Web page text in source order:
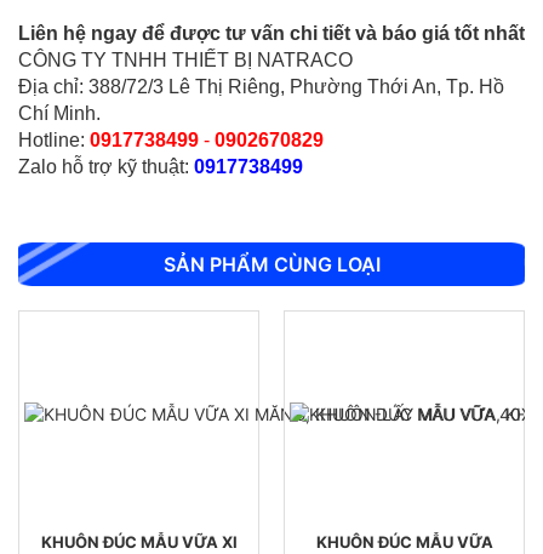
CHỐT ĐO CO NGÓT BÊ TÔNG BẰNG INOX
Liên hệ ngay để được tư vấn chi tiết và báo giá tốt nhất
CÔNG TY TNHH THIẾT BỊ NATRACO
Địa chỉ: 388/72/3 Lê Thị Riêng, Phường Thới An, Tp. Hồ
Chí Minh.
Hotline: 0917738499 - 0902670829
Zalo hỗ trợ kỹ thuật: 0917738499
SẢN PHẨM CÙNG LOẠI
KHUÔN ĐÚC MẪU VỮA XI
KHUÔN ĐÚC MẪU VỮA